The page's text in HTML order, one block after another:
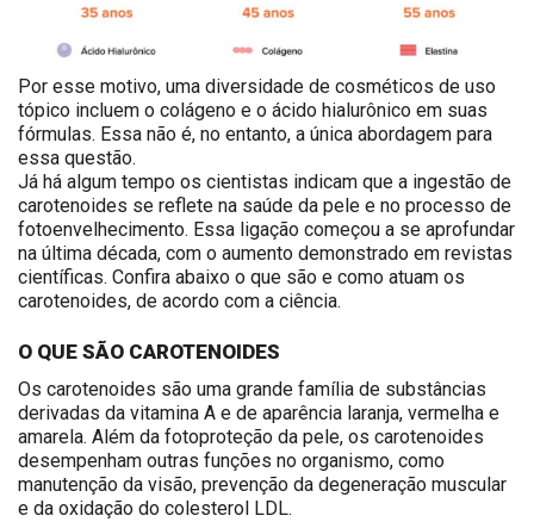
Por esse motivo, uma diversidade de cosméticos de uso
tópico incluem o colágeno e o ácido hialurônico em suas
fórmulas. Essa não é, no entanto, a única abordagem para
essa questão.
Já há algum tempo os cientistas indicam que a ingestão de
carotenoides se reflete na saúde da pele e no processo de
fotoenvelhecimento. Essa ligação começou a se aprofundar
na última década, com o aumento demonstrado em revistas
científicas. Confira abaixo o que são e como atuam os
carotenoides, de acordo com a ciência.
O QUE SÃO CAROTENOIDES
Os carotenoides são uma grande família de substâncias
derivadas da vitamina A e de aparência laranja, vermelha e
amarela. Além da fotoproteção da pele, os carotenoides
desempenham outras funções no organismo, como
manutenção da visão, prevenção da degeneração muscular
e da oxidação do colesterol LDL.